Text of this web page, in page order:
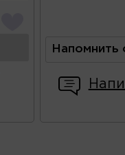
Напомнить